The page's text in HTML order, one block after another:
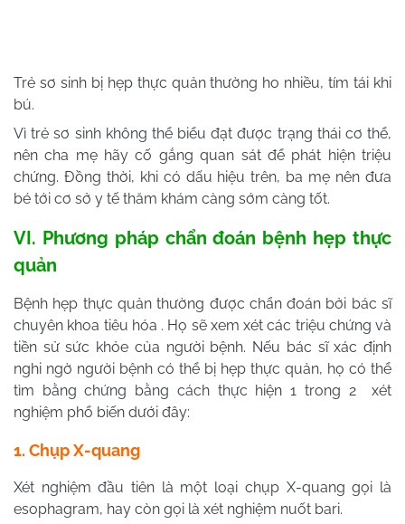
Trẻ sơ sinh bị hẹp thực quản thường ho nhiều, tím tái khi
bú.
Vì trẻ sơ sinh không thể biểu đạt được trạng thái cơ thể,
nên cha mẹ hãy cố gắng quan sát để phát hiện triệu
chứng. Đồng thời, khi có dấu hiệu trên, ba mẹ nên đưa
bé tới cơ sở y tế thăm khám càng sớm càng tốt.
VI. Phương pháp chẩn đoán bệnh hẹp thực
quản
Bệnh hẹp thực quản thường được chẩn đoán bởi bác sĩ
chuyên khoa tiêu hóa . Họ sẽ xem xét các triệu chứng và
tiền sử sức khỏe của người bệnh. Nếu bác sĩ xác định
nghi ngờ người bệnh có thể bị hẹp thực quản, họ có thể
tìm bằng chứng bằng cách thực hiện 1 trong 2 xét
nghiệm phổ biến dưới đây:
1. Chụp X-quang
Xét nghiệm đầu tiên là một loại chụp X-quang gọi là
esophagram, hay còn gọi là xét nghiệm nuốt bari.